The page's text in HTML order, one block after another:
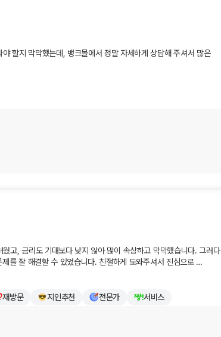
고 생애최초 우대 혜택(LTV 및 취득세 감면 등)까지 한 번 더
마련하시는 모든 과정이 순조롭고 행복할 수 있도록 늘 든든한
는 일들만 가득하시길 진심으로 응원합니다. 감사드립니다!
니다. 😊
마음고생이 많으셨을 텐데, 뱅크몰과의 만남이 조금이나마
정책과 대출 조건 때문에 미리 방향을 잡아두는 것은 매우 현명한
니다! 💕
할지 막막했는데, 뱅크몰에서 정말 자세하게 상담해 주셔서 많은
다시 뱅크몰에서 금리와 조건을 꼼꼼히 비교해 보려고 합니다. 친절한
가장 유리한 금리와 최적의 조건들을 꼼꼼하게 비교하여
바라며, 늘 든든한 금융 길잡이로서 기다리고 있겠습니다.
원합니다. 감사합니다!
고, 금리도 기대보다 낮지 않아 많이 속상하고 막막했습니다. 그러다
를 잘 해결할 수 있었습니다. 친절하게 도와주셔서 진심으로
재방문 지인추천 전문가 서비스